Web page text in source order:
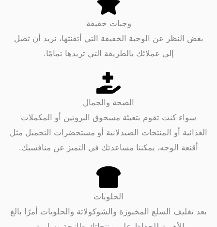
وجبات خفيفة
عن الوجبة الخفيفة التي أتقنتها، نريد أن تصل
إلى عملائك بالطريقة التي تريدها تمامًا.
الصحة والجمال
كنت تقوم بتعبئة مسحوق البروتين أو المكملات
أو المنتجات الصيدلانية أو مستحضرات التجميل مثل
الوجه، يمكننا مساعدتك في التميز عن منافسيك.
السلع المخبوزة والشوكولاتة والحلويات أمرًا بالغ